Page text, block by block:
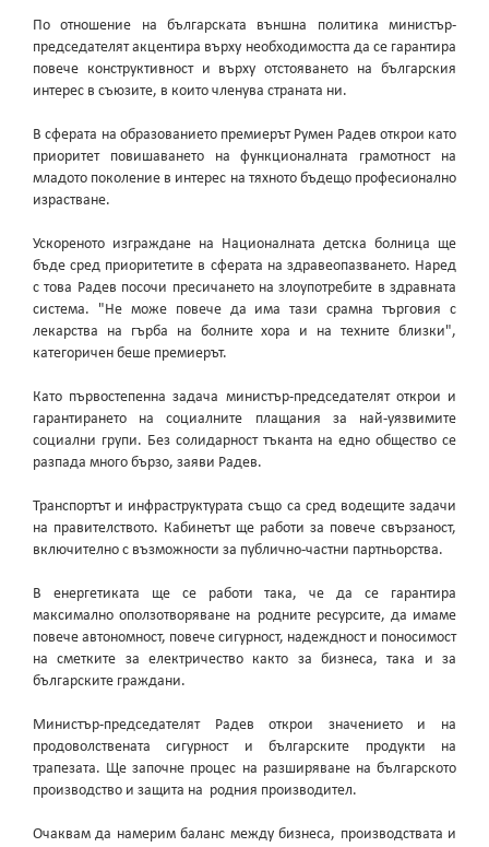
По отношение на българската външна политика министър-
председателят акцентира върху необходимостта да се гарантира
повече конструктивност и върху отстояването на българския
интерес в съюзите, в които членува страната ни.
В сферата на образованието премиерът Румен Радев открои като
приоритет повишаването на функционалната грамотност на
младото поколение в интерес на тяхното бъдещо професионално
израстване.
Ускореното изграждане на Националната детска болница ще
бъде сред приоритетите в сферата на здравеопазването. Наред
с това Радев посочи пресичането на злоупотребите в здравната
система. "Не може повече да има тази срамна търговия с
лекарства на гърба на болните хора и на техните близки",
категоричен беше премиерът.
Като първостепенна задача министър-председателят открои и
гарантирането на социалните плащания за най-уязвимите
социални групи. Без солидарност тъканта на едно общество се
разпада много бързо, заяви Радев.
Транспортът и инфраструктурата също са сред водещите задачи
на правителството. Кабинетът ще работи за повече свързаност,
включително с възможности за публично-частни партньорства.
В енергетиката ще се работи така, че да се гарантира
максимално оползотворяване на родните ресурсите, да имаме
повече автономност, повече сигурност, надеждност и поносимост
на сметките за електричество както за бизнеса, така и за
българските граждани.
Министър-председателят Радев открои значението и на
продоволствената сигурност и българските продукти на
трапезата. Ще започне процес на разширяване на българското
производство и защита на родния производител.
Очаквам да намерим баланс между бизнеса, производствата и